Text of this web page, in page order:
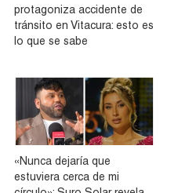
protagoniza accidente de
tránsito en Vitacura: esto es
lo que se sabe
«Nunca dejaría que
estuviera cerca de mi